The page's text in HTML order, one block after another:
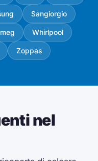
Sangiorgio
Whirlpool
Zoppas
nel